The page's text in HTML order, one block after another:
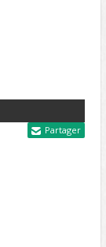
Partager